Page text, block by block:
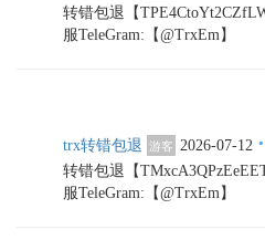
转错包退【
服TeleGram:【@TrxEm】
trx转错包退 游客 2026-07-12 ·
转错包退【
服TeleGram:【@TrxEm】